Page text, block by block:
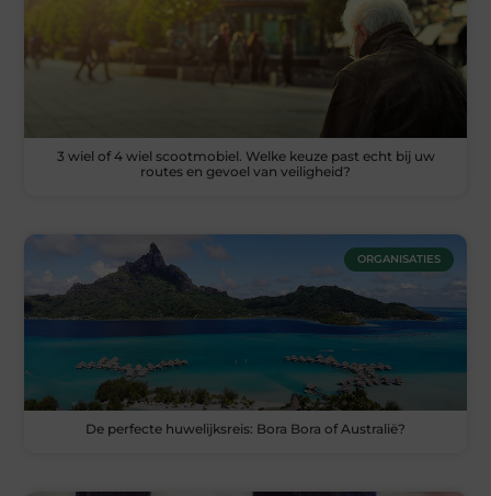
3 wiel of 4 wiel scootmobiel. Welke keuze past echt bij uw
routes en gevoel van veiligheid?
ORGANISATIES
De perfecte huwelijksreis: Bora Bora of Australië?